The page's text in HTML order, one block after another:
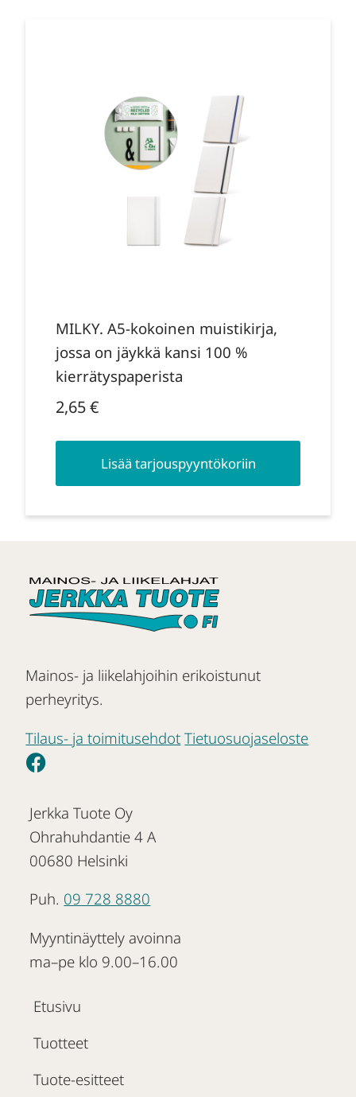
MILKY. A5-kokoinen muistikirja,
jossa on jäykkä kansi 100 %
kierrätyspaperista
2,65€
Lisää tarjouspyyntökoriin
Mainos- ja liikelahjoihin erikoistunut
perheyritys.
Tilaus- ja toimitusehdot Tietuosuojaseloste
Jerkka Tuote Oy
Ohrahuhdantie 4 A
00680 Helsinki
Puh. 09 728 8880
Myyntinäyttely avoinna
ma–pe klo 9.00–16.00
Etusivu
Tuotteet
Tuote-esitteet